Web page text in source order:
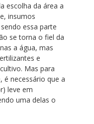
escolha da área a
insumos
essa parte
se torna o fiel da
a água, mas
e
Mas para
é necessário que a
leve em
uma delas o